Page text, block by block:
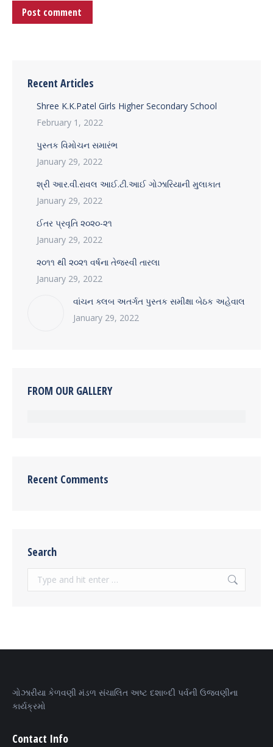
Post comment
Recent Articles
Shree K.K.Patel Girls Higher Secondary School
February 1, 2022
પુસ્તક વિમોચન સમારંભ
January 29, 2022
શ્રી આર.વી.રાવલ આઈ.ટી.આઈ ગોઝારિયાની મુલાકાત
January 29, 2022
ઈતર પ્રવૃતિ ૨૦૨૦-૨૧
January 29, 2022
૨૦૧૧ થી ૨૦૨૧ વર્ષના તેજસ્વી તારલા
January 29, 2022
વાંચન ક્લબ અતર્ગત પુસ્તક સમીક્ષા બેઠક અહેવાલ
January 29, 2022
FROM OUR GALLERY
Recent Comments
Search
Search:
ગોઝારીયા કેળવણી મંડળ સંચાલિત અષ્ટ દશાબ્દી પર્વની ઉજવણીના
કાર્યક્રમો
Contact Info